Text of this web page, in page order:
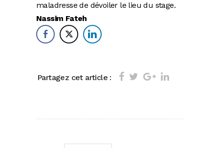
maladresse de dévoiler le lieu du stage.
Nassim Fateh
Partagez cet article :